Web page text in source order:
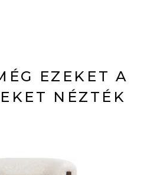
EZEKET A
NÉZTÉK